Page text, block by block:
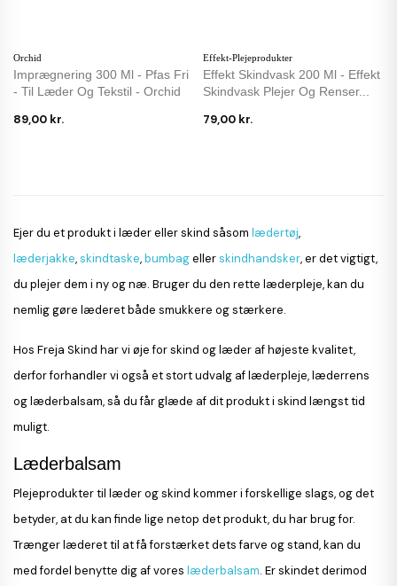
Orchid
Imprægnering 300 Ml - Pfas Fri
- Til Læder Og Tekstil - Orchid
89,00 kr.
Effekt-Plejeprodukter
Effekt Skindvask 200 Ml - Effekt
Skindvask Plejer Og Renser...
79,00 kr.
Ejer du et produkt i læder eller skind såsom lædertøj,
læderjakke,skindtaske,bumbagellerskindhandsker, er det vigtigt,
du plejer dem i ny og næ. Bruger du den rette læderpleje, kan du
nemlig gøre læderet både smukkere og stærkere.
Hos Freja Skind har vi øje for skind og læder af højeste kvalitet,
derfor forhandler vi også et stort udvalg af læderpleje, læderrens
og læderbalsam, så du får glæde af dit produkt i skind længst tid
muligt.
Læderbalsam
Plejeprodukter til læder og skind kommer i forskellige slags, og det
betyder, at du kan finde lige netop det produkt, du har brug for.
Trænger læderet til at få forstærket dets farve og stand, kan du
med fordel benytte dig af vores læderbalsam. Er skindet derimod